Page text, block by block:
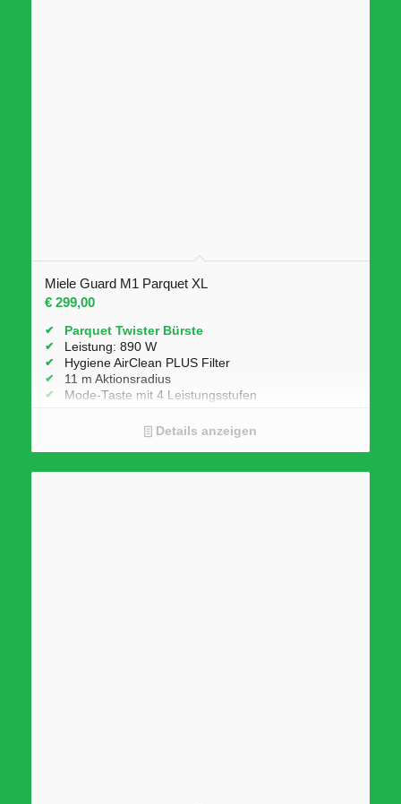
Miele Guard M1 Parquet XL
€299,00
Parquet Twister Bürste
Leistung: 890 W
Hygiene AirClean PLUS Filter
11 m Aktionsradius
Mode-Taste mit 4 Leistungsstufen
Details anzeigen